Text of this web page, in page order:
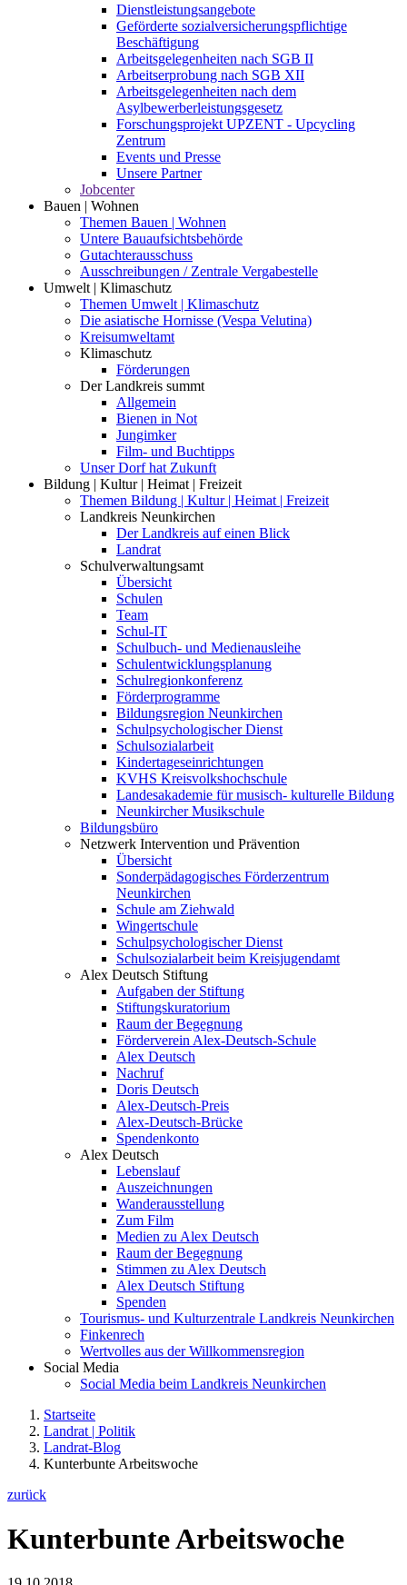
Dienstleistungsangebote
Geförderte sozialversicherungspflichtige
Beschäftigung
Arbeitsgelegenheiten nach SGB II
Arbeitserprobung nach SGB XII
Arbeitsgelegenheiten nach dem
Asylbewerberleistungsgesetz
Forschungsprojekt UPZENT - Upcycling
Zentrum
Events und Presse
Unsere Partner
Jobcenter
Bauen | Wohnen
Themen Bauen | Wohnen
Untere Bauaufsichtsbehörde
Gutachterausschuss
Ausschreibungen / Zentrale Vergabestelle
Umwelt | Klimaschutz
Themen Umwelt | Klimaschutz
Die asiatische Hornisse (Vespa Velutina)
Kreisumweltamt
Klimaschutz
Förderungen
Der Landkreis summt
Allgemein
Bienen in Not
Jungimker
Film- und Buchtipps
Unser Dorf hat Zukunft
Bildung | Kultur | Heimat | Freizeit
Themen Bildung | Kultur | Heimat | Freizeit
Landkreis Neunkirchen
Der Landkreis auf einen Blick
Landrat
Schulverwaltungsamt
Übersicht
Schulen
Team
Schul-IT
Schulbuch- und Medienausleihe
Schulentwicklungsplanung
Schulregionkonferenz
Förderprogramme
Bildungsregion Neunkirchen
Schulpsychologischer Dienst
Schulsozialarbeit
Kindertageseinrichtungen
KVHS Kreisvolkshochschule
Landesakademie für musisch- kulturelle Bildung
Neunkircher Musikschule
Bildungsbüro
Netzwerk Intervention und Prävention
Übersicht
Sonderpädagogisches Förderzentrum
Neunkirchen
Schule am Ziehwald
Wingertschule
Schulpsychologischer Dienst
Schulsozialarbeit beim Kreisjugendamt
Alex Deutsch Stiftung
Aufgaben der Stiftung
Stiftungskuratorium
Raum der Begegnung
Förderverein Alex-Deutsch-Schule
Alex Deutsch
Nachruf
Doris Deutsch
Alex-Deutsch-Preis
Alex-Deutsch-Brücke
Spendenkonto
Alex Deutsch
Lebenslauf
Auszeichnungen
Wanderausstellung
Zum Film
Medien zu Alex Deutsch
Raum der Begegnung
Stimmen zu Alex Deutsch
Alex Deutsch Stiftung
Spenden
Tourismus- und Kulturzentrale Landkreis Neunkirchen
Finkenrech
Wertvolles aus der Willkommensregion
Social Media
Social Media beim Landkreis Neunkirchen
Startseite
Landrat | Politik
Landrat-Blog
Kunterbunte Arbeitswoche
zurück
Kunterbunte Arbeitswoche